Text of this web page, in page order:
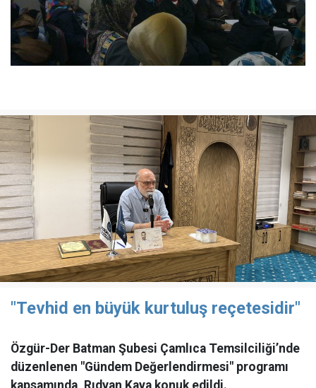
"Tevhid en büyük kurtuluş reçetesidir"
Özgür-Der Batman Şubesi Çamlıca Temsilciliği’nde
düzenlenen "Gündem Değerlendirmesi" programı
kapsamında, Rıdvan Kaya konuk edildi.